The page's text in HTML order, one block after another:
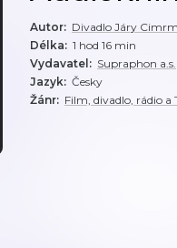
Autor: Divadlo Járy
Délka: 1 hod 16 min
Vydavatel : Supraphon a.s.
Jazyk: Česky
Žánr: Film, divadlo, rádio a